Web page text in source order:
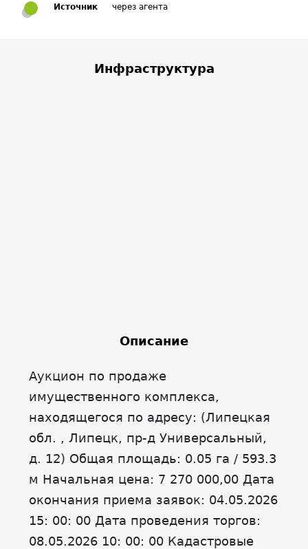
Источник через агента
Инфраструктура
Описание
Аукцион по продаже
имущественного комплекса,
находящегося по адресу: (Липецкая
обл. , Липецк, пр-д Универсальный,
д. 12) Общая площадь: 0.05 га / 593.3
м Начальная цена: 7 270 000,00 Дата
окончания приема заявок: 04.05.2026
15: 00: 00 Дата проведения торгов:
08.05.2026 10: 00: 00 Кадастровые